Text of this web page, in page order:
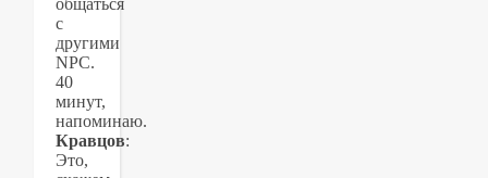
с
другими
NPC.
40
минут,
напоминаю.
Кравцов:
Это,